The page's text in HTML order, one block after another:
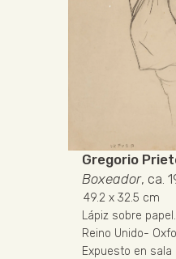
Gregorio
Boxeador, ca.
49.2 x 32.5 cm
Lápiz sobre papel .
Reino Unido-
Expuesto en sala